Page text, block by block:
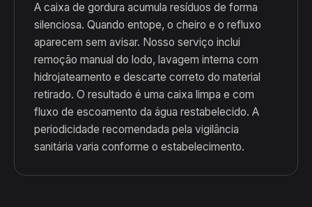
A caixa de gordura acumula resíduos de forma
silenciosa. Quando entope, o cheiro e o refluxo
aparecem sem avisar. Nosso serviço inclui
remoção manual do lodo, lavagem interna com
hidrojateamento e descarte correto do material
retirado. O resultado é uma caixa limpa e com
fluxo de escoamento da água restabelecido. A
periodicidade recomendada pela vigilância
sanitária varia conforme o estabelecimento.